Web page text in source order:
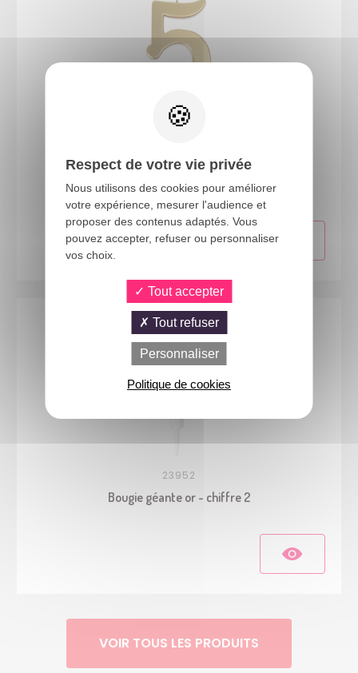
23955
Bougie géante or - chiffre 5
23952
Bougie géante or - chiffre 2
VOIR TOUS LES PRODUITS
Respect de votre vie privée
Nous utilisons des cookies pour améliorer
votre expérience, mesurer l'audience et
proposer des contenus adaptés. Vous
pouvez accepter, refuser ou personnaliser
vos choix.
Tout accepter
Tout refuser
Personnaliser
Politique de cookies